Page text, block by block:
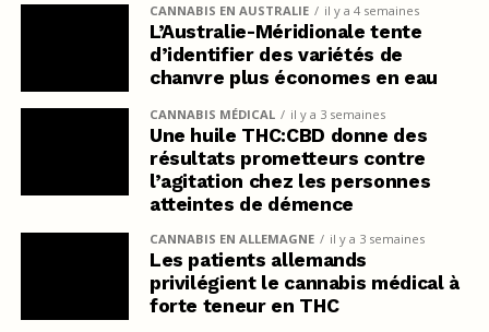
CANNABIS EN AUSTRALIE il y a 4 semaines
L’Australie-Méridionale tente
d’identifier des variétés de
chanvre plus économes en eau
CANNABIS MÉDICAL il y a 3 semaines
Une huile THC:CBD donne des
résultats prometteurs contre
l’agitation chez les personnes
atteintes de démence
CANNABIS EN ALLEMAGNE il y a 3 semaines
Les patients allemands
privilégient le cannabis médical à
forte teneur en THC